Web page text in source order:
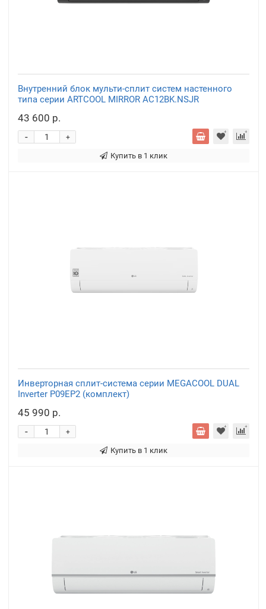
Внутренний блок мульти-сплит систем настенного
типа серии ARTCOOL MIRROR AC12BK.NSJR
43 600 р.
+
-
Купить в 1 клик
Инверторная сплит-система серии MEGACOOL DUAL
Inverter P09EP2 (комплект)
45 990 р.
+
-
Купить в 1 клик